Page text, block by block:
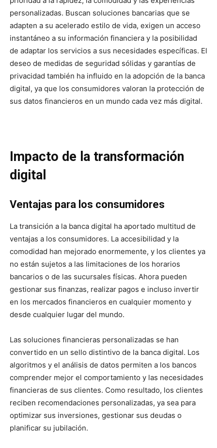
personalizadas. Buscan soluciones bancarias que se
adapten a su acelerado estilo de vida, exigen un acceso
instantáneo a su información financiera y la posibilidad
de adaptar los servicios a sus necesidades específicas. El
deseo de medidas de seguridad sólidas y garantías de
privacidad también ha influido en la adopción de la banca
digital, ya que los consumidores valoran la protección de
sus datos financieros en un mundo cada vez más digital.
Impacto de la transformación
digital
Ventajas para los consumidores
La transición a la banca digital ha aportado multitud de
ventajas a los consumidores. La accesibilidad y la
comodidad han mejorado enormemente, y los clientes ya
no están sujetos a las limitaciones de los horarios
bancarios o de las sucursales físicas. Ahora pueden
gestionar sus finanzas, realizar pagos e incluso invertir
en los mercados financieros en cualquier momento y
desde cualquier lugar del mundo.
Las soluciones financieras personalizadas se han
convertido en un sello distintivo de la banca digital. Los
algoritmos y el análisis de datos permiten a los bancos
comprender mejor el comportamiento y las necesidades
financieras de sus clientes. Como resultado, los clientes
reciben recomendaciones personalizadas, ya sea para
optimizar sus inversiones, gestionar sus deudas o
planificar su jubilación.